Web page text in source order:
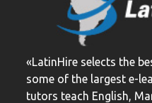
«LatinHire selects the
some of the largest e-
tutors teach English,